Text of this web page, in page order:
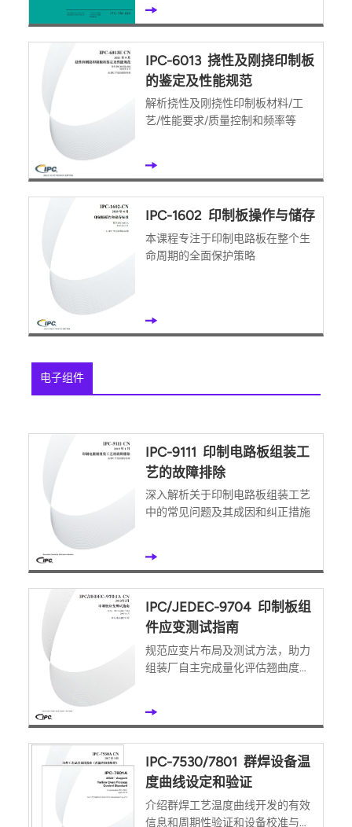
IPC-6013 挠性及刚挠印制板
的鉴定及性能规范
解析挠性及刚挠性印制板材料/工
艺/性能要求/质量控制和频率等
IPC-1602 印制板操作与储存
本课程专注于印制电路板在整个生
命周期的全面保护策略
电子组件
IPC-9111 印制电路板组装工
艺的故障排除
深入解析关于印制电路板组装工艺
中的常见问题及其成因和纠正措施
IPC/JEDEC-9704 印制板组
件应变测试指南
规范应变片布局及测试方法，助力
组装厂自主完成量化评估翘曲度和
IPC-7530/7801 群焊设备温
度曲线设定和验证
介绍群焊工艺温度曲线开发的有效
信息和周期性验证和设备校准与维